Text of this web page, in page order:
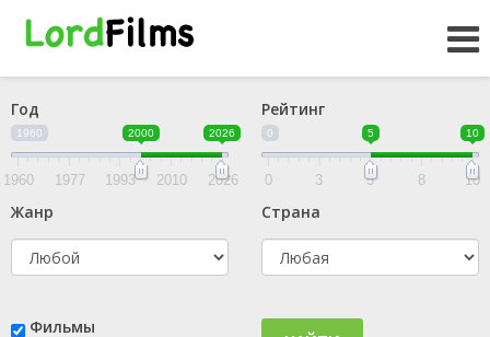
Год
1960 2000 2026
1960 1977 1993 2010 2026
Рейтинг
0 5 10
0 3 5 8 10
Жанр Страна
Фильмы